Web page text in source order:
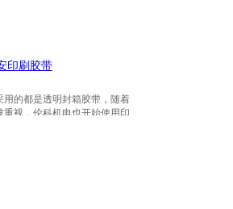
汤斯敦的选择。
印刷胶带
用的都是透明封箱胶带，随着
重视，伦科机电也开始使用印